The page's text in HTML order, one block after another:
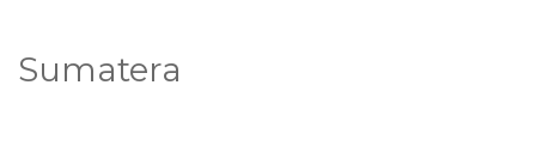
Sumatera